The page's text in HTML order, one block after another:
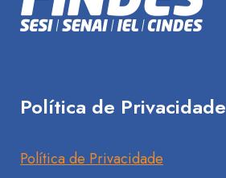
Política de Privacidade
Política de Privacidade